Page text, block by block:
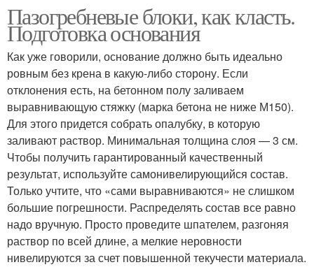
Пазогребневые блоки, как класть.
Подготовка основания
Как уже говорили, основание должно быть идеально
ровным без крена в какую-либо сторону. Если
отклонения есть, на бетонном полу заливаем
выравнивающую стяжку (марка бетона не ниже М150).
Для этого придется собрать опалубку, в которую
заливают раствор. Минимальная толщина слоя — 3 см.
Чтобы получить гарантированный качественный
результат, используйте самонивелирующийся состав.
Только учтите, что «сами выравниваются» не слишком
большие погрешности. Распределять состав все равно
надо вручную. Просто проведите шпателем, разгоняя
раствор по всей длине, а мелкие неровности
нивелируются за счет повышенной текучести материала.